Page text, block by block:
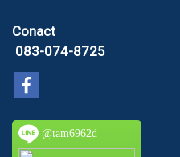
Conact
083-074-8725
@tam6962d